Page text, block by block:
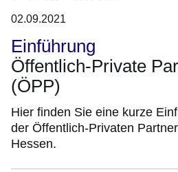
02.09.2021
Einführung
Öffentlich-Private
(ÖPP)
Hier finden Sie eine kurze
der Öffentlich-Privaten
Hessen.